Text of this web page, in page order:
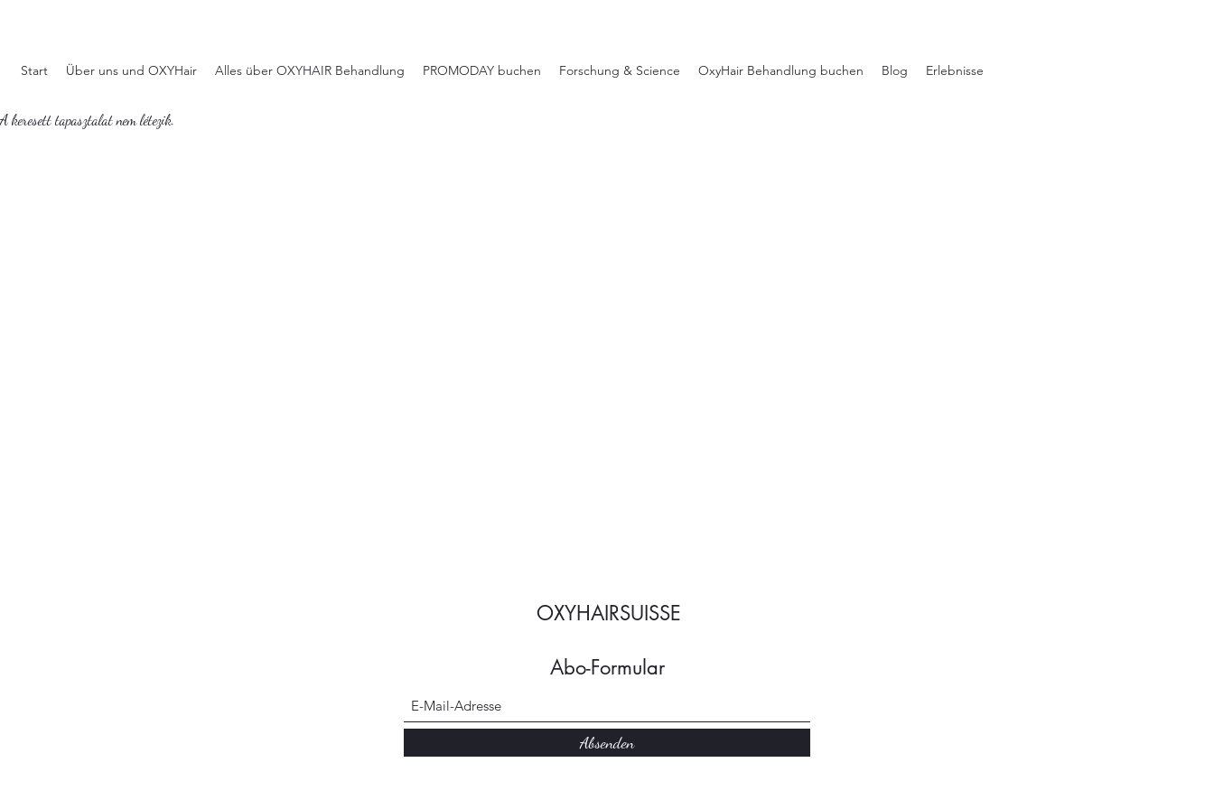
Start Über uns und OXYHair Alles über OXYHAIR Behandlung PROMODAY buchen Forschung & Science OxyHair Behandlung buchen Blog Erlebnisse
A keresett tapasztalat nem létezik.
OXYHAIRSUISSE
Abo-Formular
Absenden